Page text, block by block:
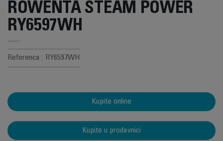
ROWENTA STEAM POWER
RY6597WH
Referenca : RY6597WH
Kupite online
Kupite u prodavnici